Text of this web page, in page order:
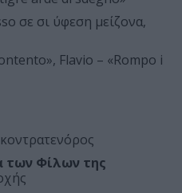
σε σι ύφεση μείζονα,
Flavio – «Rompo i
κοντρατενόρος
των Φίλων της